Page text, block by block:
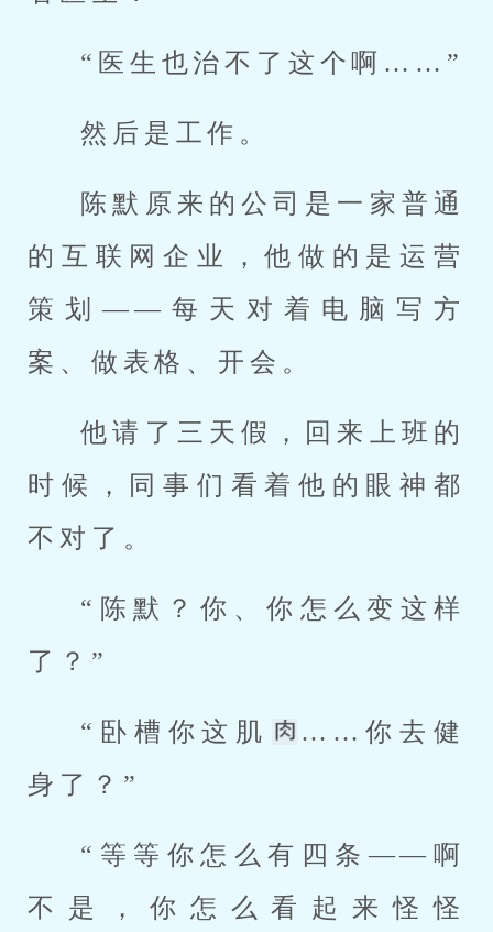
“医生也治不了这个啊……”
然后是工作。
陈默原来的公司是一家普通
的互联网企业，他做的是运营
策划——每天对着电脑写方
案、做表格、开会。
他请了三天假，回来上班的
时候，同事们看着他的眼神都
不对了。
“陈默？你、你怎么变这样
了？”
“卧槽你这肌
……你去健
身了？”
“等等你怎么有四条——啊
不是，你怎么看起来怪怪